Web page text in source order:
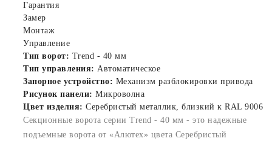
Гарантия
Замер
Монтаж
Управление
Тип ворот: Trend - 40 мм
Тип управления: Автоматическое
Запорное устройство: Механизм разблокировки привода
Рисунок панели: Микроволна
Цвет изделия: Серебристый металлик, близкий к RAL 9006
Секционные ворота серии Trend - 40 мм - это надежные
подъемные ворота от «Алютех» цвета Серебристый